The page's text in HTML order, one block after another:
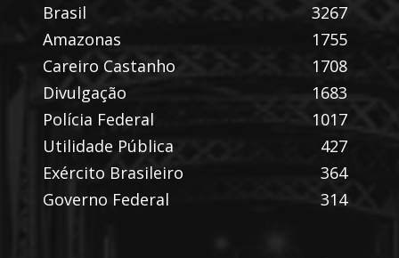
Brasil
3267
Amazonas
1755
Careiro Castanho
1708
Divulgação
1683
Polícia Federal
1017
Utilidade Pública
427
Exército Brasileiro
364
Governo Federal
314